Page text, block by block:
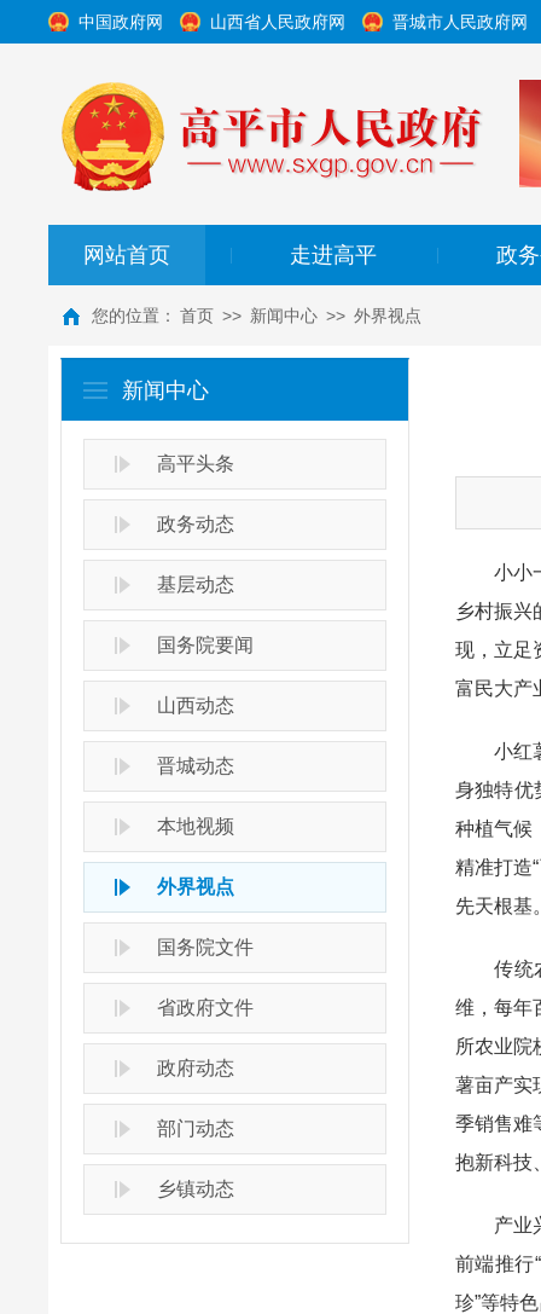
中国政府网 山西省人民政府网 晋城市人民政府网
网站首页 走进高平 政
您的位置： 首页 >> 新闻中心 >> 外界视点
新闻中心
高平头条
政务动态
基层动态
国务院要闻
山西动态
晋城动态
本地视频
外界视点
国务院文件
省政府文件
政府动态
部门动态
乡镇动态
小小一
乡村振兴
现，立足
富民大产
小红薯
身独特优
种植气候
精准打造
先天根基
传统农
维，每年
所农业院
薯亩产实
季销售难
抱新科技
产业兴
前端推行
珍”等特